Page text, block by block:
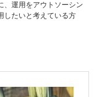
、運用をアウトソーシン
したいと考えている方